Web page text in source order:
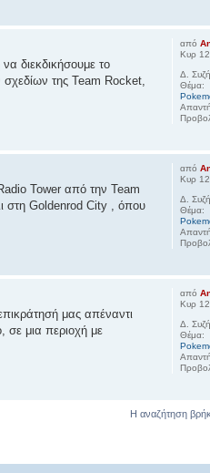
από
Κυρ
Δ.
Θέμα:
διεκδικήσουμε το
σχεδίων της Team Rocket,
από
Κυρ
Δ.
Θέμα:
Tower από την Team
στη Goldenrod City , όπου
από
Κυρ
Δ.
Θέμα:
μας απέναντι
σε μια περιοχή με
Η αναζήτηση